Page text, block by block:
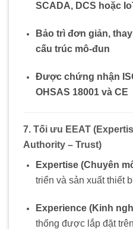
SCADA, DCS hoặc
Bảo trì đơn giản,
cấu trúc mô-đun
Được chứng nhận
OHSAS 18001 và CE
7. Tối ưu EEAT
Authority – Trust)
Expertise (Chuyên
triển và sản xuất thiết
Experience (Kinh
thống được lắp đặt